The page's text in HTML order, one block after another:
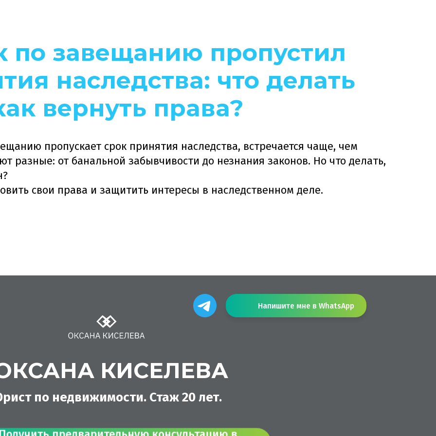
по завещанию пропустил
наследства: что делать
вернуть права?
пропускает срок принятия наследства, встречается чаще, чем
разные: от банальной забывчивости до незнания законов. Но что делать,
свои права и защитить интересы в наследственном деле.
по недвижимости. Стаж 20 лет.
Напишите мне в WhatsApp
КИСЕЛЕВА